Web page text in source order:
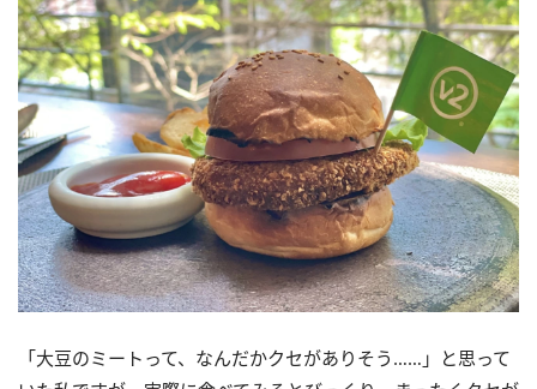
「大豆のミートって、なんだかクセがありそう……」と思って